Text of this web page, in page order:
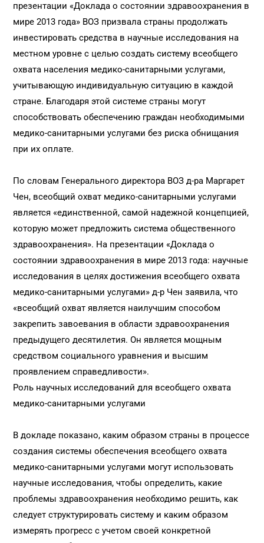
презентации «Доклада о состоянии здравоохранения в
мире 2013 года» ВОЗ призвала страны продолжать
инвестировать средства в научные исследования на
местном уровне с целью создать систему всеобщего
охвата населения медико-санитарными услугами,
учитывающую индивидуальную ситуацию в каждой
стране. Благодаря этой системе страны могут
способствовать обеспечению граждан необходимыми
медико-санитарными услугами без риска обнищания
при их оплате.
По словам Генерального директора ВОЗ д-ра Маргарет
Чен, всеобщий охват медико-санитарными услугами
является «единственной, самой надежной концепцией,
которую может предложить система общественного
здравоохранения». На презентации «Доклада о
состоянии здравоохранения в мире 2013 года: научные
исследования в целях достижения всеобщего охвата
медико-санитарными услугами» д-р Чен заявила, что
«всеобщий охват является наилучшим способом
закрепить завоевания в области здравоохранения
предыдущего десятилетия. Он является мощным
средством социального уравнения и высшим
проявлением справедливости».
Роль научных исследований для всеобщего охвата
медико-санитарными услугами
В докладе показано, каким образом страны в процессе
создания системы обеспечения всеобщего охвата
медико-санитарными услугами могут использовать
научные исследования, чтобы определить, какие
проблемы здравоохранения необходимо решить, как
следует структурировать систему и каким образом
измерять прогресс с учетом своей конкретной